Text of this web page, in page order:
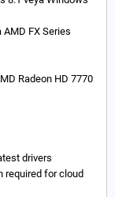
AMD FX Series
Radeon HD 7770
drivers
required for cloud